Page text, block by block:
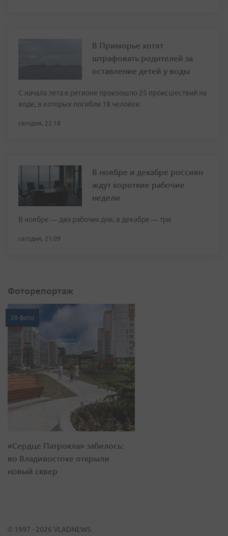
В Приморье хотят
штрафовать родителей за
оставление детей у воды
С начала лета в регионе произошло 25 происшествий на
воде, в которых погибли 18 человек
сегодня, 22:18
В ноябре и декабре россиян
ждут короткие рабочие
недели
В ноябре — два рабочих дня, в декабре — три
сегодня, 21:09
Фоторепортаж
20 фото
«Сердце Патрокла» забилось:
во Владивостоке открыли
новый сквер
© 1997 - 2026 VLADNEWS